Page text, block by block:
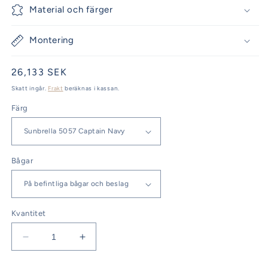
Material och färger
Montering
Ordinarie
pris
26,133 SEK
Skatt ingår. Frakt beräknas i kassan.
Färg
Bågar
Kvantitet
Minska
kvantitet
Öka
kvantitet